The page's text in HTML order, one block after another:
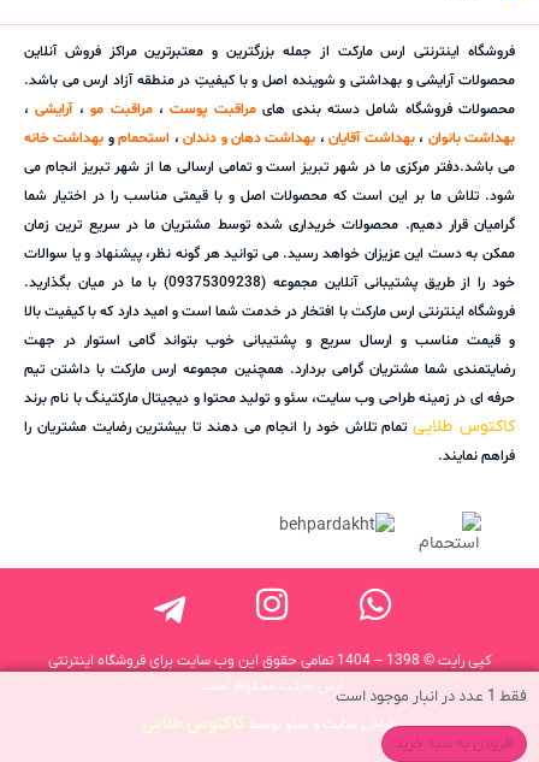
فقط 1 عدد در انبار موجود است
افزودن به سبد خرید
فروشگاه اینترنتی ارس مارکت از جمله بزرگترین و معتبرترین مراکز فروش آنلاین
محصولات آرایشی و بهداشتی و شوینده اصل و با کیفیتِ در منطقه آزاد ارس می باشد.
محصولات فروشگاه شامل دسته بندی هایمراقبت پوست،مراقبت مو،آرایشی،
بهداشت بانوان ،بهداشت آقایان، بهداشت دهان و دندان، استحمامو بهداشت خانه
می باشد.دفتر مرکزی ما در شهر تبریز است و تمامی ارسالی ها از شهر تبریز انجام می
شود. تلاش ما بر این است که محصولات اصل و با قیمتی مناسب را در اختیار شما
گرامیان قرار دهیم. محصولات خریداری شده توسط مشتریان ما در سریع ترین زمان
ممکن به دست این عزیزان خواهد رسید. می توانید هر گونه نظر، پیشنهاد و یا سوالات
خود را از طریق پشتیبانی آنلاین مجموعه (09375309238) با ما در میان بگذارید.
فروشگاه اینترنتی ارس مارکت با افتخار در خدمت شما است و امید دارد که با کیفیت بالا
و قیمت مناسب و ارسال سریع و پشتیبانی خوب بتواند گامی استوار در جهت
رضایتمندی شما مشتریان گرامی بردارد. همچنین مجموعه ارس مارکت با داشتن تیم
حرفه ای در زمینه طراحی وب سایت، سئو و تولید محتوا و دیجیتال مارکتینگ با نام برند
کاکتوس طلاییتمام تلاش خود را انجام می دهند تا بیشترین رضایت مشتریان را
فراهم نمایند.
کپی رایت © 1398 – 1404 تمامی حقوق این وب سایت برای فروشگاه اینترنتی
ارس مارکت محفوظ است.
طراحی سایت و سئو توسط کاکتوس طلایی